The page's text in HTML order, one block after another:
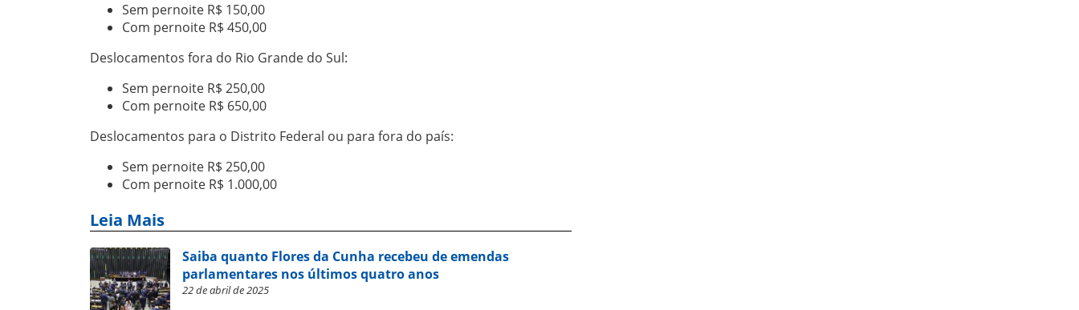
Sem pernoite R$ 150,00
Com pernoite R$ 450,00
Deslocamentos fora do Rio Grande do Sul:
Sem pernoite R$ 250,00
Com pernoite R$ 650,00
Deslocamentos para o Distrito Federal ou para fora do país:
Sem pernoite R$ 250,00
Com pernoite R$ 1.000,00
Leia Mais
Saiba quanto Flores da Cunha recebeu de emendas
parlamentares nos últimos quatro anos
22 de abril de 2025